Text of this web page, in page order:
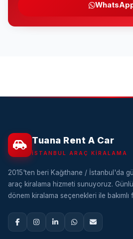
Tuana Rent A Car
İSTANBUL ARAÇ KIRALAMA
2015'ten beri Kağıthane / İstanbul'da
araç kiralama hizmeti sunuyoruz.
dönem kiralama seçenekleri ile